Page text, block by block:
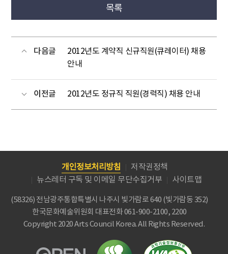
목록
다음글
2012년도 계약직 신규직원(큐레이터) 채용
안내
이전글 2012년도 정규직 직원(경력직) 채용 안내
개인정보처리방침
저작권정책
뉴스레터 구독 및 이메일 무단수집거부
사이트맵
(58326) 전남광주통합특별시 나주시 빛가람로 640 (빛가람동 352)
한국문화예술위원회 대표전화 061-900-2100, 2200
Copyright 2020 Arts Council Korea. All Rights Reserved.